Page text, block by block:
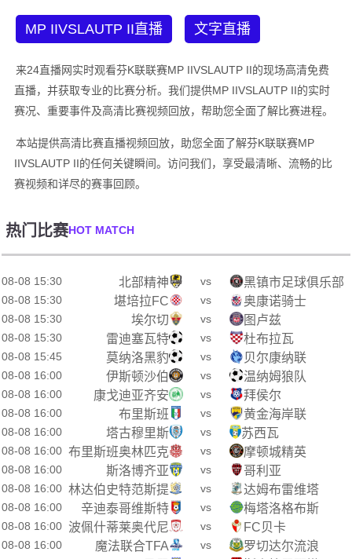
MP IIVSLAUTP II直播 文字直播
来24直播网实时观看芬K联联赛MP IIVSLAUTP II的现场高清免费
直播，并获取专业的比赛分析。我们提供MP IIVSLAUTP II的实时
赛况、重要事件及高清比赛视频回放，帮助您全面了解比赛进程。
本站提供高清比赛直播视频回放，助您全面了解芬K联联赛MP
IIVSLAUTP II的任何关键瞬间。访问我们，享受最清晰、流畅的比
赛视频和详尽的赛事回顾。
热门比赛HOT MATCH
08-08 15:30 北部精神 vs 黑镇市足球俱乐部
08-08 15:30 堪培拉FC vs 奥康诺骑士
08-08 15:30 埃尔切 vs 图卢兹
08-08 15:30 雷迪塞瓦特 vs 杜布拉瓦
08-08 15:45 莫纳洛黑豹 vs 贝尔康纳联
08-08 16:00 伊斯顿沙伯 vs 温纳姆狼队
08-08 16:00 康戈迪亚齐安 vs 拜侯尔
08-08 16:00 布里斯班 vs 黄金海岸联
08-08 16:00 塔古穆里斯 vs 苏西瓦
08-08 16:00 布里斯班奥林匹克 vs 摩顿城精英
08-08 16:00 斯洛博齐亚 vs 哥利亚
08-08 16:00 林达伯史特范斯提 vs 达姆布雷维塔
08-08 16:00 辛迪泰哥维斯特 vs 梅塔洛格布斯
08-08 16:00 波佩什蒂莱奥代尼 vs FC贝卡
08-08 16:00 魔法联合TFA vs 罗切达尔流浪